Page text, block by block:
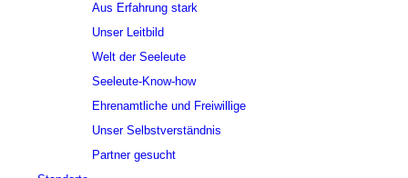
Aus Erfahrung stark
Unser Leitbild
Welt der Seeleute
Seeleute-Know-how
Ehrenamtliche und Freiwillige
Unser Selbstverständnis
Partner gesucht